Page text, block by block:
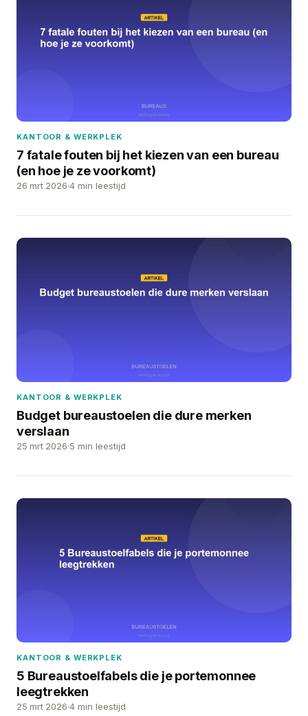
KANTOOR & WERKPLEK
7 fatale fouten bij het kiezen van een bureau
(en hoe je ze voorkomt)
26 mrt 2026 4 min leestijd
KANTOOR & WERKPLEK
Budget bureaustoelen die dure merken
verslaan
25 mrt 2026 5 min leestijd
KANTOOR & WERKPLEK
5 Bureaustoelfabels die je portemonnee
leegtrekken
25 mrt 2026 4 min leestijd